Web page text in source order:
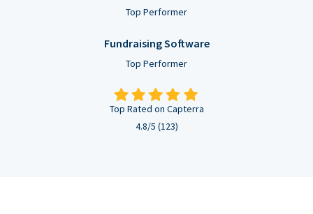
Top Performer
Fundraising Software
Top Performer
Top Rated on Capterra
4.8/5 (123)